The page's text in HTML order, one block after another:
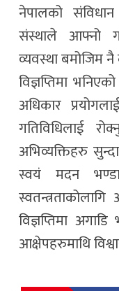
नेपालको
संस्थाले आफ्नो
व्यवस्था बमोजिम
विज्ञप्तिमा
अधिकार
गतिविधिलाई
अभिव्यक्तिहरु
स्वयं मदन
विज्ञप्तिमा
आक्षेपहरुमाथि